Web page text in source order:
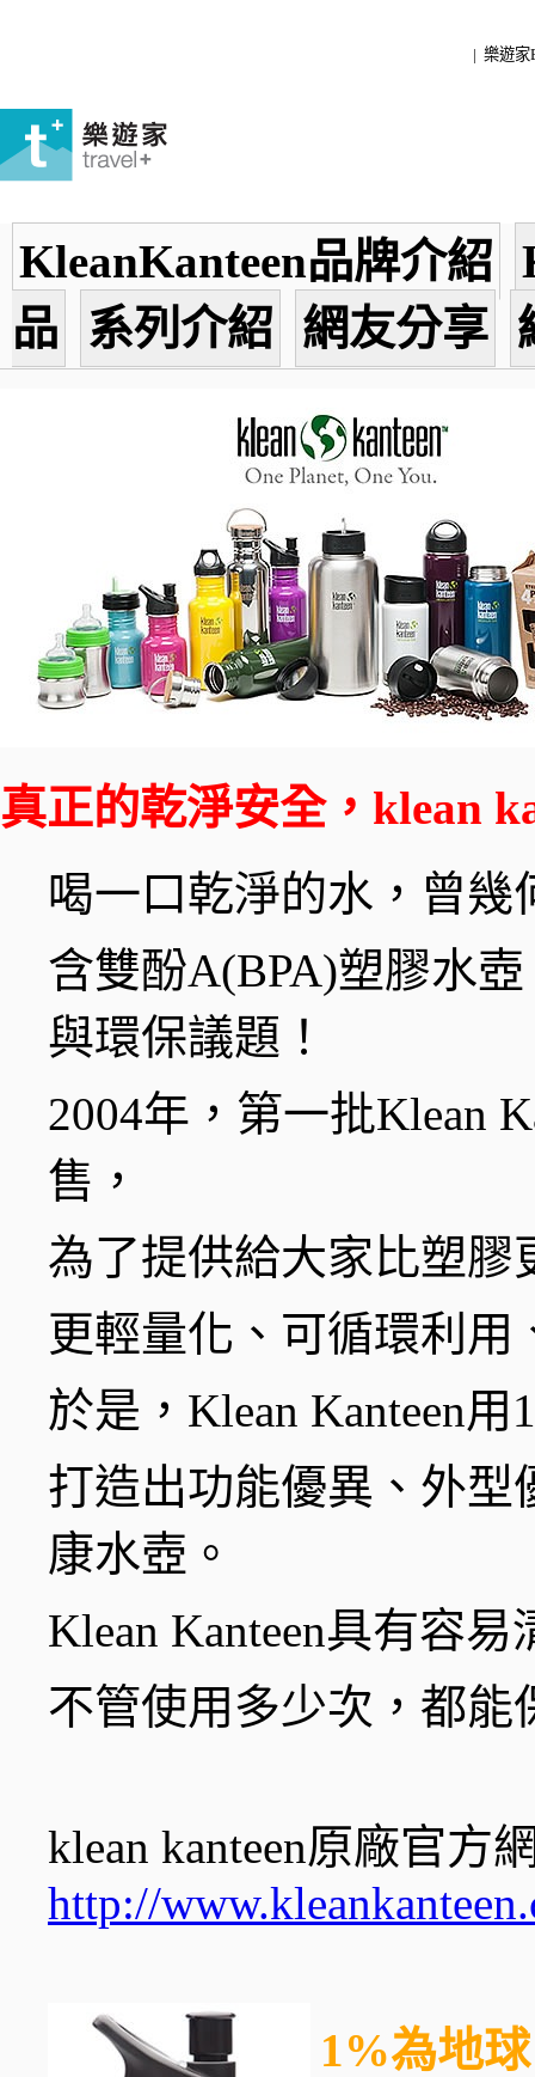
| 樂遊家
KleanKanteen品牌介紹
品
系列介紹 網友分享
真正的乾淨安全，klean
喝一口乾淨的水，曾幾
含雙酚A(BPA)塑膠水
與環保議題！
2004年，第一批Klean
售，
為了提供給大家比塑膠
更輕量化、可循環利
於是，Klean Kanteen
打造出功能優異、外型
康水壺。
Klean Kanteen具有容
不管使用多少次，都
klean kanteen原廠官方
http://
1%為地球